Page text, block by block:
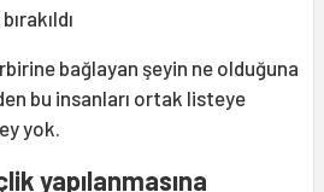
bağlayan şeyin ne olduğuna
bu insanları ortak listeye
yok.
yapılanmasına